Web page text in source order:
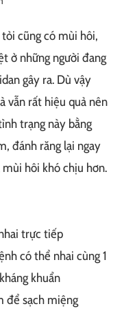
cũng có mùi hôi,
ở những người đang
gây ra. Dù vậy
vẫn rất hiệu quả nên
trạng này bằng
đánh răng lại ngay
hôi khó chịu hơn.
trực tiếp
có thể nhai cùng 1
khuẩn
để sạch miệng